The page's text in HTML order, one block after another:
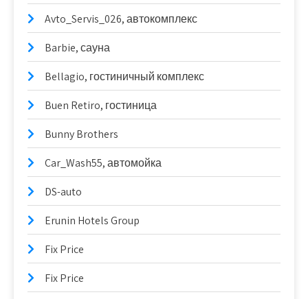
Avto_Servis_026, автокомплекс
Barbie, сауна
Bellagio, гостиничный комплекс
Buen Retiro, гостиница
Bunny Brothers
Car_Wash55, автомойка
DS-auto
Erunin Hotels Group
Fix Price
Fix Price